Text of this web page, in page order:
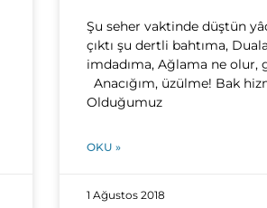
Şu seher vaktinde düştün
çıktı şu dertli bahtıma,
imdadıma, Ağlama ne olur,
Anacığım, üzülme! Bak
Olduğumuz
OKU »
1 Ağustos 2018